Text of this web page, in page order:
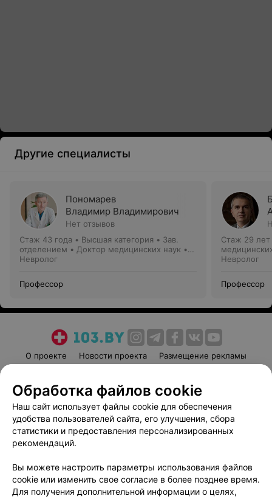
Другие специалисты
Пономарев
Владимир Владимирович
Нет отзывов
Стаж 43 года • Высшая категория • Зав.
отделением • Доктор медицинских наук •
Профессор • Зав. кафедрой
Невролог
Профессор
Стаж 29 лет
Невролог
Профессор
О проекте Новости проекта
Размещение рекламы
Пользовательское соглашение
Способы оплаты
Вакансии
Партнеры
Написать руководителю 103.by
Обработка персональных данных
Обработка файлов cookie
Наш сайт использует файлы cookie для обеспечения
удобства пользователей сайта, его улучшения, сбора
статистики и предоставления персонализированных
рекомендаций.
Вы можете настроить параметры использования файлов
cookie или изменить свое согласие в более позднее время.
Для получения дополнительной информации о целях,